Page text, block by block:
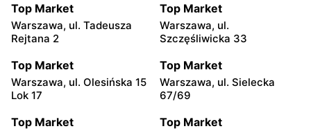
Top Market
Warszawa, ul. Tadeusza
Rejtana 2
Top Market
Warszawa, ul.
Szczęśliwicka 33
Top Market
Warszawa, ul. Olesińska 15
Lok 17
Top Market
Warszawa, ul. Sielecka
67/69
Top Market Top Market